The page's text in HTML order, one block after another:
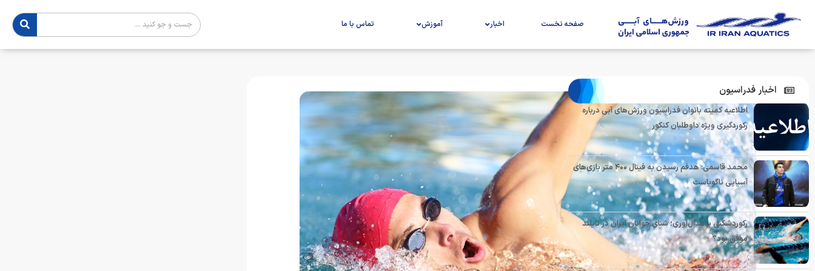
صفحه نخست اخبار آموزش تماس با ما
اخبار فدراسیون
اطلاعیه کمیته بانوان فدراسیون ورزش‌های آبی درباره
رکوردگیری ویژه داوطلبان کنکور
محمد قاسمی: هدفم رسیدن به فینال ۴۰۰ متر بازی‌های
آسیایی ناگویاست
رکوردشکنی یا مدال‌آوری؛ شنای جوانان ایران در تایلند
موفق بود؟